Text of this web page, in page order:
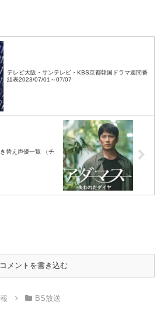
テレビ大阪・サンテレビ・KBS京都韓国ドラマ週間番
組表2023/07/01～07/07
替え声優一覧 （チ
コメントを書き込む
BS放送